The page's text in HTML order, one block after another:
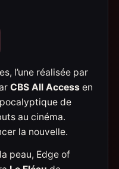
l’une réalisée par
CBS All Access en
de
au cinéma.
la nouvelle.
peau, Edge of